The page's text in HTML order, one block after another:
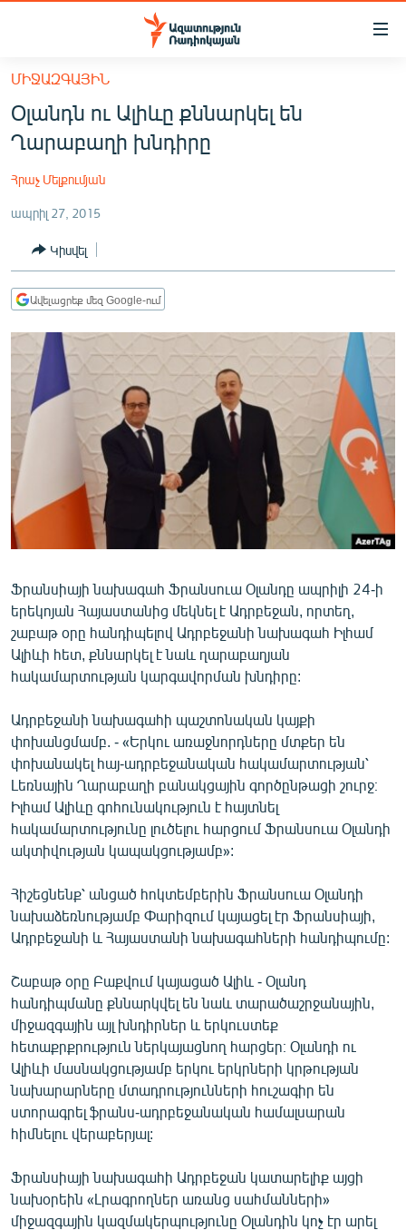
Մատչելիության
հիմնական
բովանդակությանը
Անցնել
հիմնական
մենյուին
ՀԱՅԱՍՏԱՆ
ՔԱՂԱՔԱԿԱՆ
ԸՆՏՐՈՒԹՅՈՒՆՆԵՐ 2026
ԻՐԱՎՈՒՆՔ
ՀԱՍԱՐԱԿՈՒԹՅՈՒՆ
ՏՆՏԵՍՈՒԹՅՈՒՆ
ՊԱՏԵՐԱԶՄԻ 6 ՇԱԲԱԹՆԵՐԸ
ՏԱՐԱԾԱՇՐՋԱՆ
ՄԻՋԱԶԳԱՅԻՆ
ՄՇԱԿՈՒՅԹ
ՍՊՈՐՏ
ՄԵԿՆԱԲԱՆՈՒԹՅՈՒՆ
ՏՏ ԵՒ ԻՆՏԵՐՆԵՏ
ԿՈՐՈՆԱՎԻՐՈՒՍ
ԱՐԽԻՎ
ՏԵՍԱՆՅՈՒԹԵՐ
ԲԱՆԱՎԵՃ
ՁԳՏԵԼՈՎ ԼԱՎԱԳՈՒՅՆԻՆ
ՓՈԴՔԱՍԹ
Հայերեն
English
Русский
ՀԵՏԵՎԵՔ ՄԵԶ
«Ազատության» բոլոր կայքերը
ՄԻՋԱԶԳԱՅԻՆ
Օլանդն ու Ալիևը քննարկել են
Ղարաբաղի խնդիրը
Հրաչ Մելքումյան
ապրիլ 27, 2015
Կիսվել
Ավելացրեք մեզ Google-ում
Ֆրանսիայի նախագահ Ֆրանսուա Օլանդը ապրիլի 24-ի
երեկոյան Հայաստանից մեկնել է Ադրբեջան, որտեղ,
շաբաթ օրը հանդիպելով Ադրբեջանի նախագահ Իլհամ
Ալիևի հետ, քննարկել է նաև ղարաբաղյան
հակամարտության կարգավորման խնդիրը:
Ադրբեջանի նախագահի պաշտոնական կայքի
փոխանցմամբ. - «Երկու առաջնորդները մտքեր են
փոխանակել հայ-ադրբեջանական հակամարտության՝
Լեռնային Ղարաբաղի բանակցային գործընթացի շուրջ։
Իլհամ Ալիևը գոհունակություն է հայտնել
հակամարտությունը լուծելու հարցում Ֆրանսուա Օլանդի
ակտիվության կապակցությամբ»:
Հիշեցնենք՝ անցած հոկտեմբերին Ֆրանսուա Օլանդի
նախաձեռնությամբ Փարիզում կայացել էր Ֆրանսիայի,
Ադրբեջանի և Հայաստանի նախագահների հանդիպումը:
Շաբաթ օրը Բաքվում կայացած Ալիև - Օլանդ
հանդիպմանը քննարկվել են նաև տարածաշրջանային,
միջազգային այլ խնդիրներ և երկուստեք
հետաքրքրություն ներկայացնող հարցեր։ Օլանդի ու
Ալիևի մասնակցությամբ երկու երկրների կրթության
նախարարները մտադրությունների հուշագիր են
ստորագրել ֆրանս-ադրբեջանական համալսարան
հիմնելու վերաբերյալ:
Ֆրանսիայի նախագահի Ադրբեջան կատարելիք այցի
նախօրեին «Լրագրողներ առանց սահմանների»
միջազգային կազմակերպությունը Օլանդին կոչ էր արել